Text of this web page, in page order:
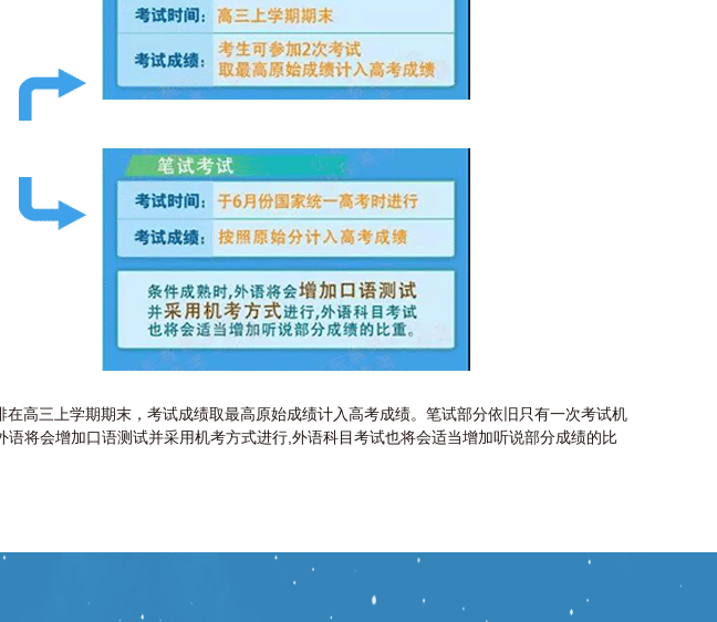
高三上学期期末，考试成绩取最高原始成绩计入高考成绩。笔试部分依旧只有一次考试机
将会增加口语测试并采用机考方式进行,外语科目考试也将会适当增加听说部分成绩的比